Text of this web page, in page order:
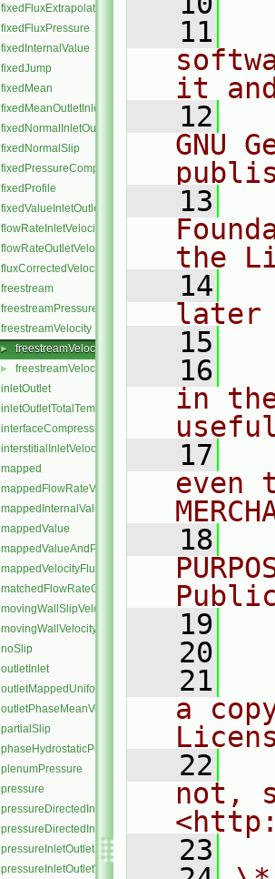
fixedFluxExtrapolatedPressure
fixedFluxPressure
fixedInternalValue
fixedJump
fixedMean
fixedMeanOutletInlet
fixedNormalInletOutletVelocity
fixedNormalSlip
fixedPressureCompressibleDensity
fixedProfile
fixedValueInletOutlet
flowRateInletVelocity
flowRateOutletVelocity
fluxCorrectedVelocity
freestream
freestreamPressure
freestreamVelocity
► freestreamVelocityFvPatchVectorField.C
► freestreamVelocityFvPatchVectorField.H
inletOutlet
inletOutletTotalTemperature
interfaceCompression
interstitialInletVelocity
mapped
mappedFlowRateVelocity
mappedInternalValue
mappedValue
mappedValueAndPatchInternalValue
mappedVelocityFlux
matchedFlowRateOutletVelocity
movingWallSlipVelocity
movingWallVelocity
noSlip
outletInlet
outletMappedUniformInlet
outletPhaseMeanVelocity
partialSlip
phaseHydrostaticPressure
plenumPressure
pressure
pressureDirectedInletOutletVelocity
pressureDirectedInletVelocity
pressureInletOutletParSlipVelocity
pressureInletOutletVelocity
   11
it
   12
GNU
   13
the
   14
later
   15
   16
in
   17
even
   18
   19
   20
   21
a
   22
not,
   23